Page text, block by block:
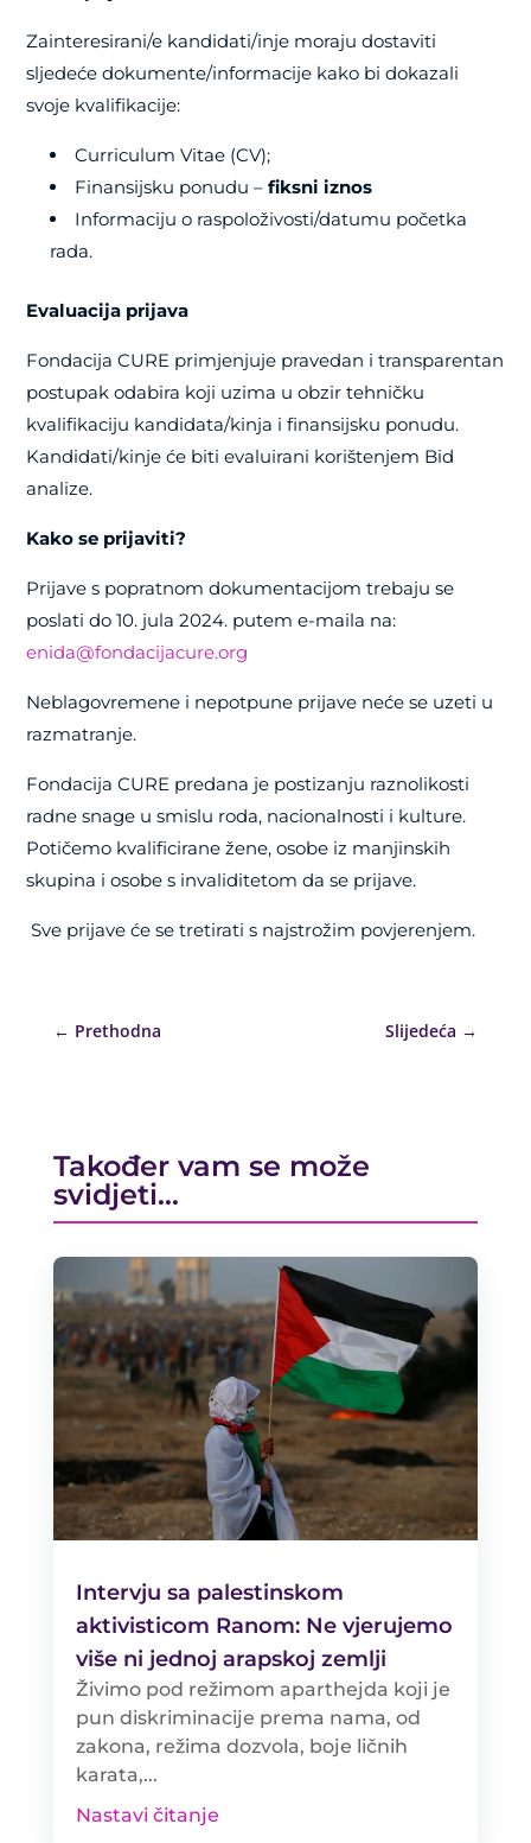
Zainteresirani/e kandidati/inje moraju dostaviti
sljedeće dokumente/informacije kako bi dokazali
svoje kvalifikacije:
Curriculum Vitae (CV);
Finansijsku ponudu –fiksni iznos
Informaciju o raspoloživosti/datumu početka
rada.
Evaluacija prijava
Fondacija CURE primjenjuje pravedan i transparentan
postupak odabira koji uzima u obzir tehničku
kvalifikaciju kandidata/kinja i finansijsku ponudu.
Kandidati/kinje će biti evaluirani korištenjem Bid
analize.
Kako se prijaviti?
Prijave s popratnom dokumentacijom trebaju se
poslati do 10. jula 2024. putem e-maila na:
enida@fondacijacure.org
Neblagovremene i nepotpune prijave neće se uzeti u
razmatranje.
Fondacija CURE predana je postizanju raznolikosti
radne snage u smislu roda, nacionalnosti i kulture.
Potičemo kvalificirane žene, osobe iz manjinskih
skupina i osobe s invaliditetom da se prijave.
Sve prijave će se tretirati s najstrožim povjerenjem.
← Prethodna Slijedeća →
Također vam se može
svidjeti…
Intervju sa palestinskom
aktivisticom Ranom: Ne vjerujemo
više ni jednoj arapskoj zemlji
Živimo pod režimom aparthejda koji je
pun diskriminacije prema nama, od
zakona, režima dozvola, boje ličnih
karata,...
Nastavi čitanje